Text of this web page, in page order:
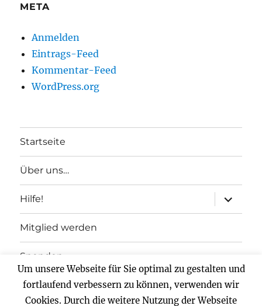
META
Anmelden
Eintrags-Feed
Kommentar-Feed
WordPress.org
Startseite
Über uns…
Hilfe!
anzeigen
Mitglied werden
Spenden
Impressum
Um unsere Webseite für Sie optimal zu gestalten und
fortlaufend verbessern zu können, verwenden wir
Cookies. Durch die weitere Nutzung der Webseite